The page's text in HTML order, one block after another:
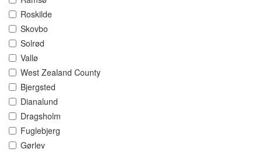
Roskilde
Skovbo
Solrød
Vallø
West Zealand County
Bjergsted
Dianalund
Dragsholm
Fuglebjerg
Gørlev